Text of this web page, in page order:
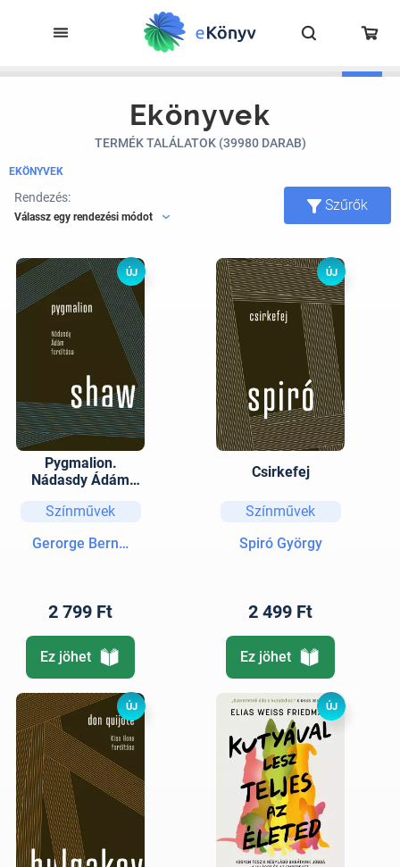
Ekönyvek
TERMÉK TALÁLATOK (39980 DARAB)
EKÖNYVEK
Rendezés:
Válassz egy rendezési módot
Szűrők
ÚJ
Pygmalion.
Nádasdy Ádám
Színművek
Gerorge Bernard Shaw
2 799 Ft
Ez jöhet
ÚJ
Csirkefej
Színművek
Spiró György
2 499 Ft
Ez jöhet
ÚJ ÚJ